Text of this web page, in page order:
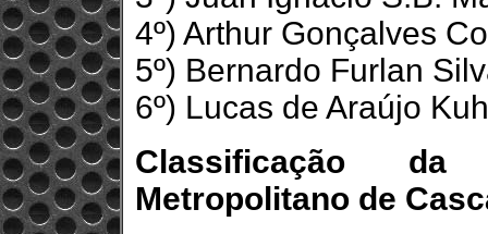
4º) Arthur Gonçalves
5º) Bernardo Furlan
6º) Lucas de Araújo
Classificação
Metropolitano de